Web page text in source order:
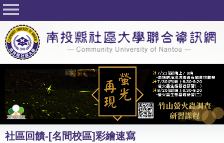
回首頁
關於社大
公佈欄
行事曆
最新活動
活動花絮
課程一覽表
社區回饋-[名間校區]彩繪速寫